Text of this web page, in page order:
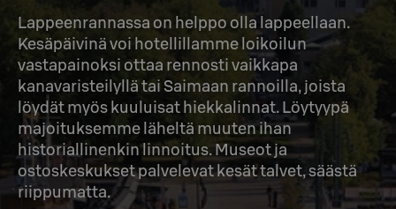
Lappeenrannassa on helppo olla lappeellaan.
Kesäpäivinä voi hotellillamme loikoilun
vastapainoksi ottaa rennosti vaikkapa
kanavaristeilyllä tai Saimaan rannoilla, joista
löydät myös kuuluisat hiekkalinnat. Löytyypä
majoituksemme läheltä muuten ihan
historiallinenkin linnoitus. Museot ja
ostoskeskukset palvelevat kesät talvet, säästä
riippumatta.